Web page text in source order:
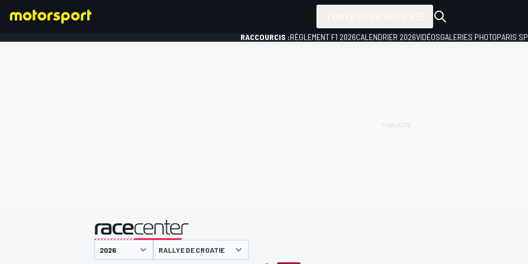
RACCOURCIS :RÈGLEMENT F1 2026CALENDRIER 2026VIDÉOSGALERIES PHOTOPARIS
présenté par
RALLYE DE CROATIE